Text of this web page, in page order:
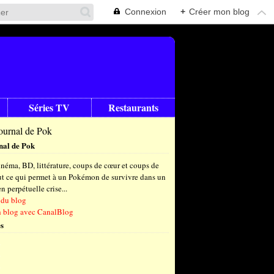
Connexion + Créer mon blog
Séries TV Restaurants
de Pok
BD, littérature, coups de cœur et coups de
ce qui permet à un Pokémon de survivre dans un
perpétuelle crise...
blog
blog avec CanalBlog